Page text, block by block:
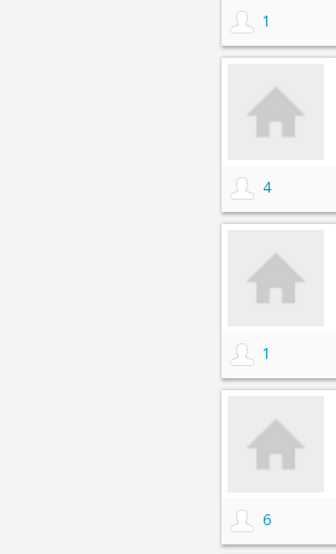
1
4
1
6